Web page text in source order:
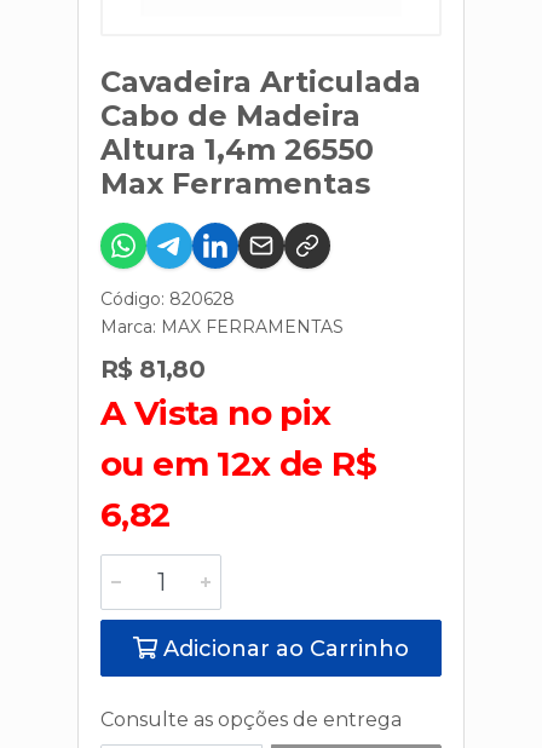
Cavadeira Articulada
Cabo de Madeira
Altura 1,4m 26550
Max Ferramentas
Código: 820628
Marca: MAX FERRAMENTAS
R$ 81,80
A Vista no pix
ou em 12x de R$
6,82
Adicionar ao Carrinho
Consulte as opções de entrega